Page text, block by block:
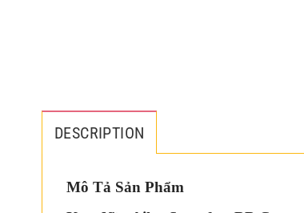
DESCRIPTION
Mô Tả Sản Phẩm